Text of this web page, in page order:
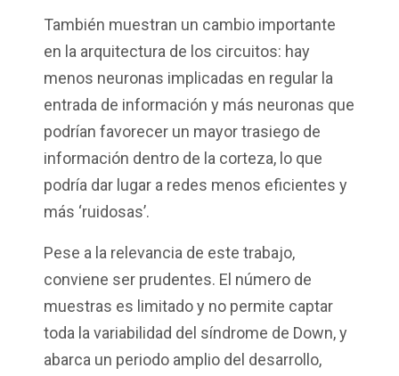
También muestran un cambio importante
en la arquitectura de los circuitos: hay
menos neuronas implicadas en regular la
entrada de información y más neuronas que
podrían favorecer un mayor trasiego de
información dentro de la corteza, lo que
podría dar lugar a redes menos eficientes y
más ‘ruidosas’.
Pese a la relevancia de este trabajo,
conviene ser prudentes. El número de
muestras es limitado y no permite captar
toda la variabilidad del síndrome de Down, y
abarca un periodo amplio del desarrollo,